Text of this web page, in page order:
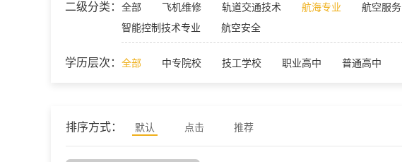
二级分类： 全部 飞机维修 轨道交通技术 航海专业 航空服务
智能控制技术专业
航空安全
学历层次： 全部 中专院校 技工学校 职业高中 普通高中
排序方式： 默认 点击 推荐